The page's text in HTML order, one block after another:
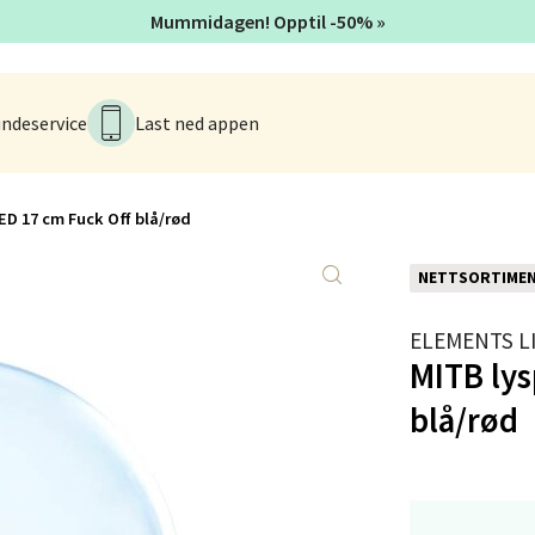
Last ned appen
17 cm Fuck Off blå/rød
ELEMENTS
MITB
blå/rød
Mummidagen! Opptil -50% »
- Thon Senter Kanebogen
5, 9411 Harstad
- Thon Senter Oasen